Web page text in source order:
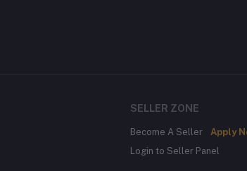
SELLER ZONE
Become A Seller
Apply
Login to Seller Panel